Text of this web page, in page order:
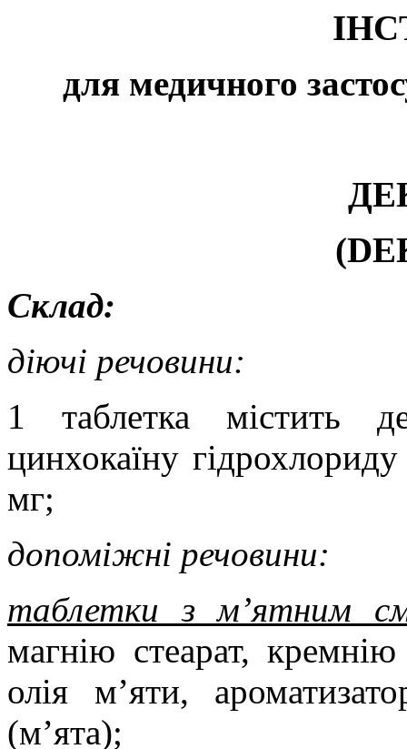
для медичного
Склад:
діючі речовини:
1 таблетка містить
цинхокаїну
мг;
допоміжні речовини:
таблетки з м’ятним
магнію стеарат,
олія м’яти,
(м’ята);